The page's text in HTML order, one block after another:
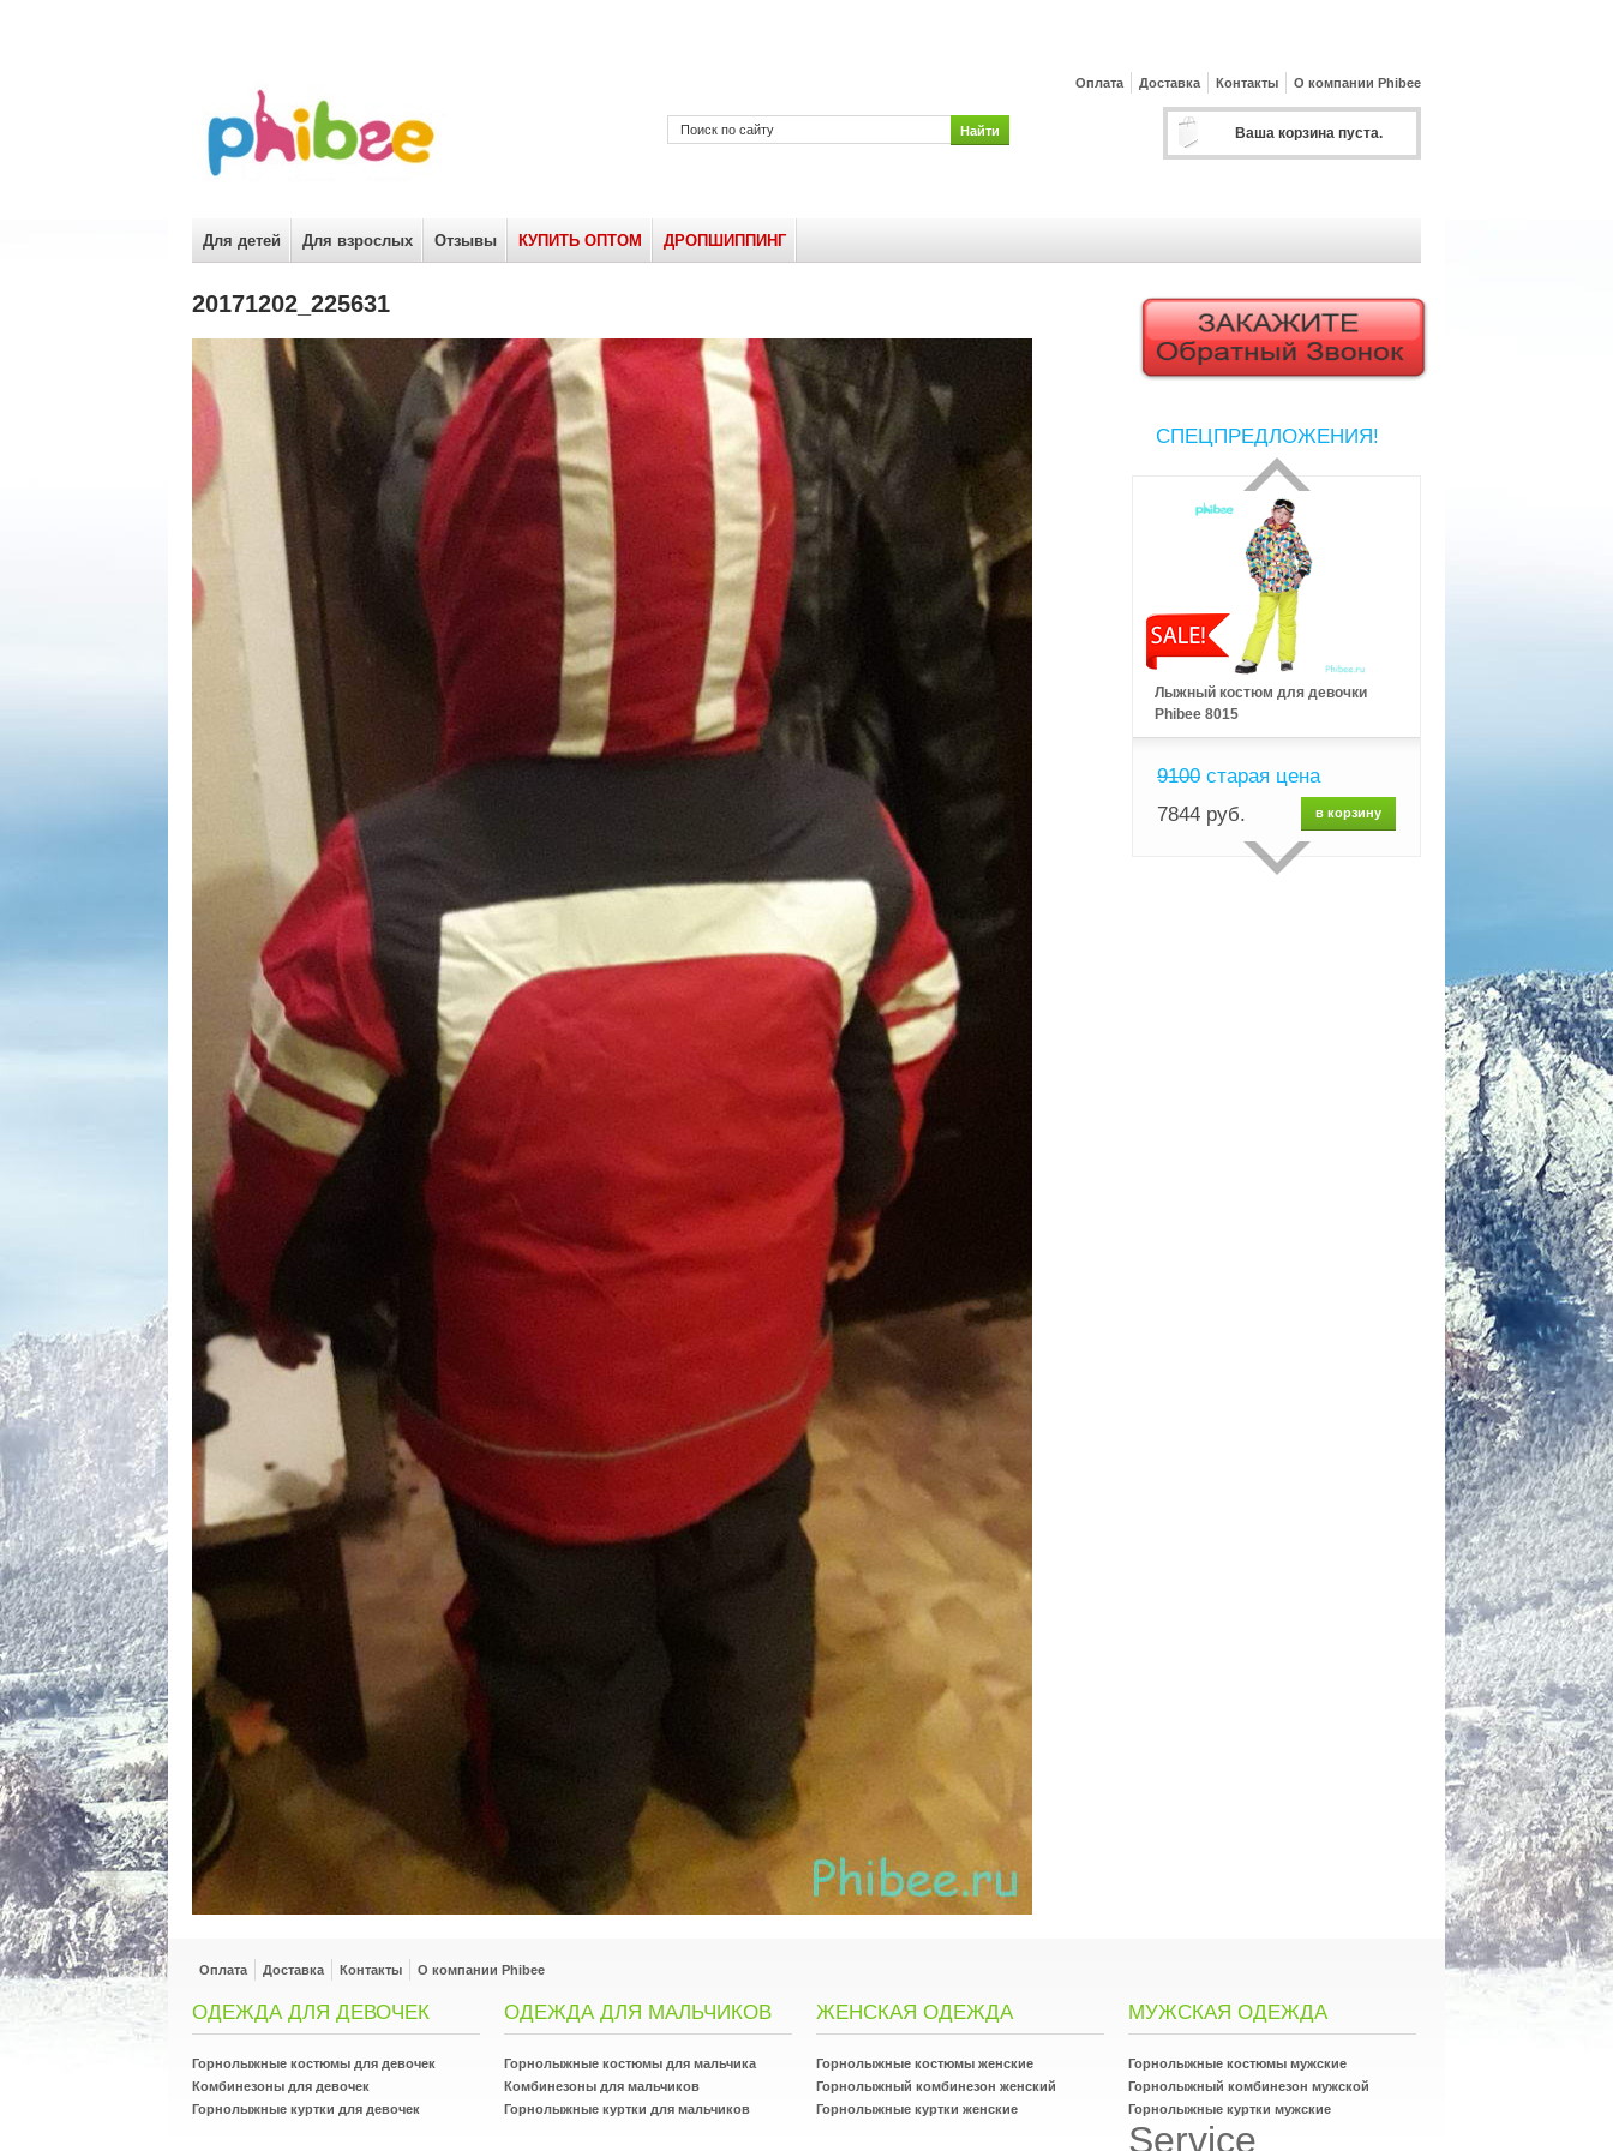
Оплата Доставка Контакты О компании Phibee
Ваша корзина пуста.
Для детей Для взрослых Отзывы КУПИТЬ ОПТОМ ДРОПШИППИНГ
СПЕЦПРЕДЛОЖЕНИЯ!
Лыжный костюм для девочки
Phibee 8015
9100 старая цена
7844 руб.
в корзину
20171202_225631
Оплата Доставка Контакты О компании Phibee
ОДЕЖДА ДЛЯ ДЕВОЧЕК
Горнолыжные костюмы для девочек
Комбинезоны для девочек
Горнолыжные куртки для девочек
ОДЕЖДА ДЛЯ МАЛЬЧИКОВ
Горнолыжные костюмы для мальчика
Комбинезоны для мальчиков
Горнолыжные куртки для мальчиков
ЖЕНСКАЯ ОДЕЖДА
Горнолыжные костюмы женские
Горнолыжный комбинезон женский
Горнолыжные куртки женские
МУЖСКАЯ ОДЕЖДА
Горнолыжные костюмы мужские
Горнолыжный комбинезон мужской
Горнолыжные куртки мужские
Service